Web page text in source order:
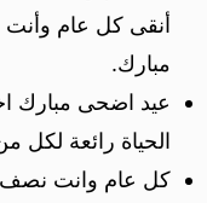
أنقى كل عام وأنت
مبارك.
عيد اضحى مبارك
الحياة رائعة لكل
كل عام وانت نصف